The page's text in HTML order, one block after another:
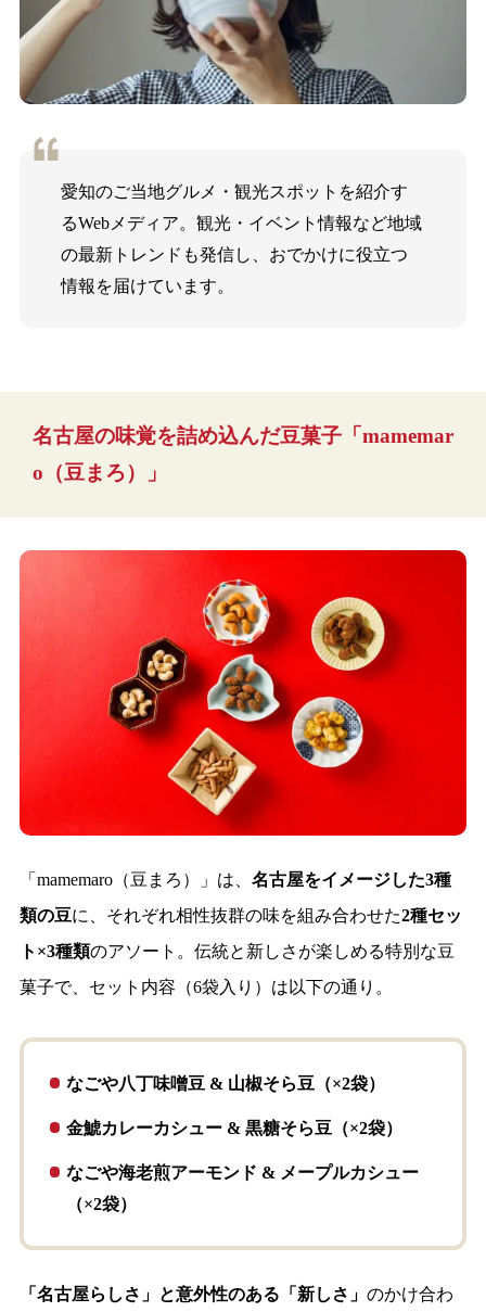
愛知のご当地グルメ・観光スポットを紹介す
るWebメディア。観光・イベント情報など地域
の最新トレンドも発信し、おでかけに役立つ
情報を届けています。
名古屋の味覚を詰め込んだ豆菓子「mamemar
o（豆まろ）」
「mamemaro（豆まろ）」は、 名古屋をイメージした3種
類の豆に、それぞれ相性抜群の味を組み合わせた2種セッ
ト×3種類のアソート。伝統と新しさが楽しめる特別な豆
菓子で、セット内容（6袋入り）は以下の通り。
なごや八丁味噌豆 & 山椒そら豆 （×2袋）
金鯱カレーカシュー & 黒糖そら豆 （×2袋）
なごや海老煎アーモンド & メープルカシュー
（×2袋）
「名古屋らしさ」と意外性のある「新しさ」 のかけ合わ